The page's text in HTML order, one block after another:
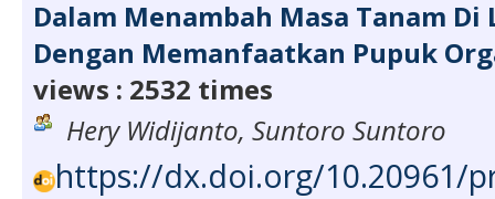
Dalam Menambah Masa Tanam Di
Dengan Memanfaatkan Pupuk
views : 2532 times
Hery Widijanto, Suntoro Suntoro
https://dx.doi.org/10.20961/